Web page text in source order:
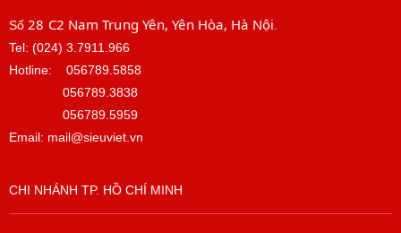
Số 28 C2 Nam Trung Yên, Yên Hòa, Hà Nội
Tel: (024) 3.7911.966
Hotline: 056789.5858
056789.3838
056789.5959
Email: mail@sieuviet.vn
CHI NHÁNH TP. HỒ CHÍ MINH